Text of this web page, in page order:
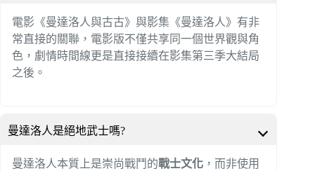
電影《曼達洛人與古古》與影集《曼達洛人》有非
常直接的關聯，電影版不僅共享同一個世界觀與角
色，劇情時間線更是直接接續在影集第三季大結局
之後。
曼達洛人是絕地武士嗎?
曼達洛人本質上是崇尚戰鬥的戰士文化，而非使用